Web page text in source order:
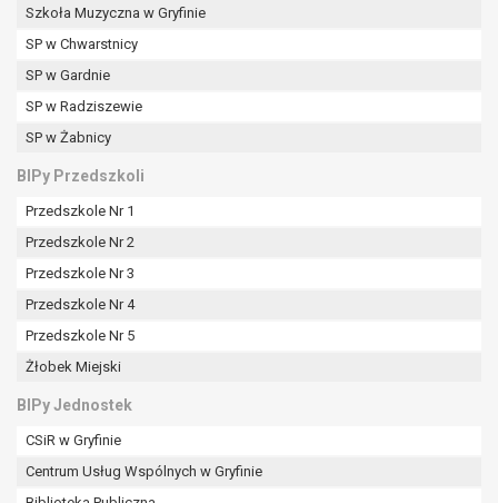
Szkoła Muzyczna w Gryfinie
SP w Chwarstnicy
SP w Gardnie
SP w Radziszewie
SP w Żabnicy
BIPy Przedszkoli
Przedszkole Nr 1
Przedszkole Nr 2
Przedszkole Nr 3
Przedszkole Nr 4
Przedszkole Nr 5
Żłobek Miejski
BIPy Jednostek
CSiR w Gryfinie
Centrum Usług Wspólnych w Gryfinie